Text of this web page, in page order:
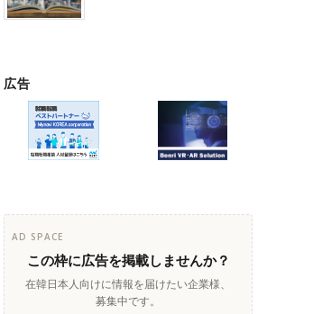
広告
AD SPACE
この枠に広告を掲載しませんか？
在韓日本人向けに情報を届けたい企業様、
募集中です。